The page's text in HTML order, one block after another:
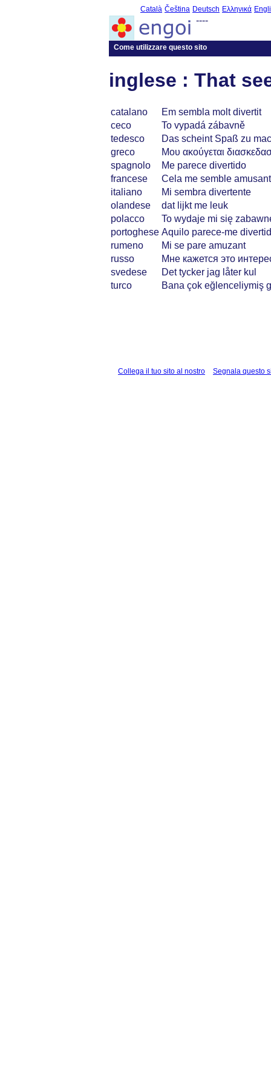
Català Čeština Deutsch Ελληνικά
----
Come utilizzare questo sito
inglese : That
catalano
Em sembla molt divertit
ceco
To vypadá zábavně
tedesco
Das scheint Spaß zu
greco
Μου ακούγεται
spagnolo
Me parece divertido
francese
Cela me semble amusant
italiano
Mi sembra divertente
olandese
dat lijkt me leuk
polacco
To wydaje mi się
portoghese Aquilo parece-me
rumeno
Mi se pare amuzant
russo
Мне кажется это
svedese
Det tycker jag låter kul
turco
Bana çok eğlenceliymiş
Collega il tuo sito al nostro Segnala questo